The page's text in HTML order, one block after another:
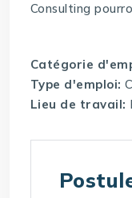
Consulting
Catégorie
Type d'emploi:
Lieu de travail: